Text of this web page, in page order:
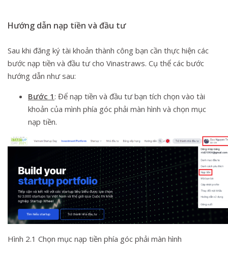
Hướng dẫn nạp tiền và đầu tư
Sau khi đăng ký tài khoản thành công bạn cần thực hiện các
bước nạp tiền và đầu tư cho Vinastraws. Cụ thể các bước
hướng dẫn như sau:
Bước 1: Để nạp tiền và đầu tư bạn tích chọn vào tài
khoản của mình phía góc phải màn hình và chọn mục
nạp tiền.
Hình 2.1 Chọn mục nạp tiền phía góc phải màn hình